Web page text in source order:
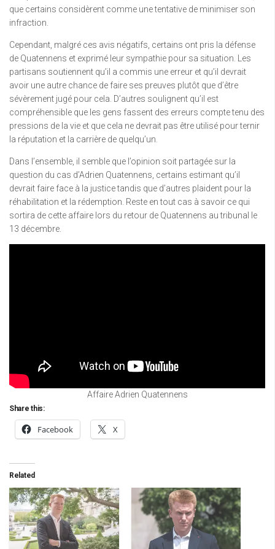
que certains considèrent comme une tentative de minimiser son
infraction.
Cependant, malgré ces avis négatifs, certains ont pris la défense
de Quatennens et exprimé leur sympathie pour sa situation. Les
partisans soutiennent qu’il a commis une erreur et qu’il devrait
avoir une autre chance de faire ses preuves plutôt que d’être
sévèrement jugé pour cela. D’autres soulignent qu’il est
compréhensible que les gens fassent des erreurs compte tenu des
pressions de la vie et que cela ne devrait pas être utilisé pour ternir
la réputation et la carrière de quelqu’un.
Dans l’ensemble, il semble que l’opinion soit partagée sur la
question du cas d’Adrien Quatennens, certains estimant qu’il
devrait faire face à la justice tandis que d’autres plaident pour la
réhabilitation et la rédemption. Reste en tout cas à savoir ce qui
sortira de cette affaire lors du retour de Quatennens au tribunal le
13 décembre.
Affaire Adrien Quatennens
Share this:
Facebook X
Related